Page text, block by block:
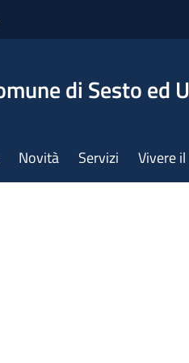
di Sesto ed
Novità Servizi Vivere